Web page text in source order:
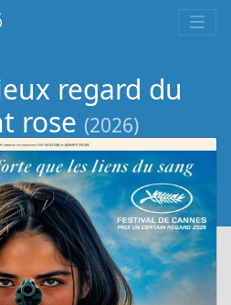
regard du
rose (2026)